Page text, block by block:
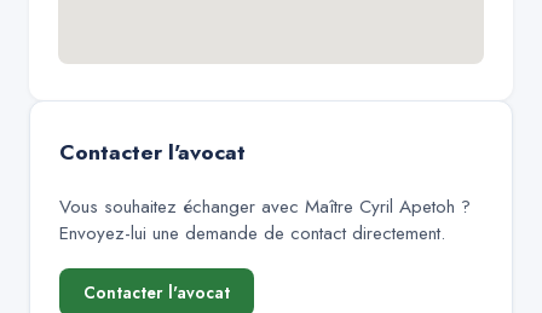
Contacter l'avocat
Vous souhaitez échanger avec Maître Cyril Apetoh ?
Envoyez-lui une demande de contact directement.
Contacter l'avocat